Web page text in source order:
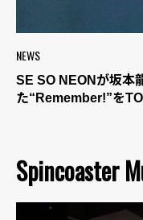
NEWS
SE SO NEONが坂本
た“Remember!”を
Spincoaster